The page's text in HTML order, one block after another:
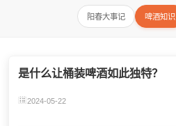
阳春大事记 啤酒知识
是什么让桶装啤酒如此独特？
2024-05-22